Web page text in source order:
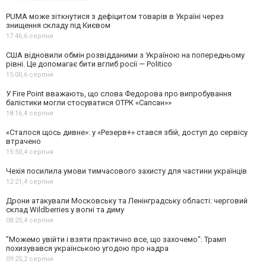
PUMA може зіткнутися з дефіцитом товарів в Україні через
знищення складу під Києвом
17:46,6 серпня
США відновили обмін розвідданими з Україною на попередньому
рівні. Це допомагає бити вглиб росії — Politico
15:00,6 серпня
У Fire Point вважають, що слова Федорова про випробування
балістики могли стосуватися ОТРК «Сапсан»»
18:16,4 серпня
«Сталося щось дивне»: у «Резерв+» стався збій, доступ до сервісу
втрачено
15:50,4 серпня
Чехія посилила умови тимчасового захисту для частини українців
12:21,4 серпня
Дрони атакували Московську та Ленінградську області: черговий
склад Wildberries у вогні та диму
08:25,4 серпня
"Можемо увійти і взяти практично все, що захочемо": Трамп
похизувався українською угодою про надра
09:25,2 серпня